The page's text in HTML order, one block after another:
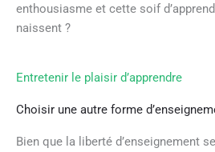
enthousiasme et cette soif
naissent ?
Entretenir le plaisir d’apprendre
Choisir une autre forme
Bien que la liberté d’enseignement